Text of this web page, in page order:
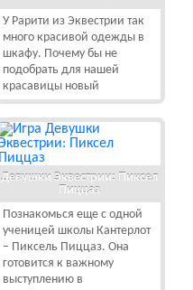
У Рарити из Эквестрии так
много красивой одежды в
шкафу. Почему бы не
подобрать для нашей
красавицы новый
Девушки Эквестрии: Пиксел
Пиццаз
Познакомься еще с одной
ученицей школы Кантерлот
– Пиксель Пиццаз. Она
готовится к важному
выступлению в